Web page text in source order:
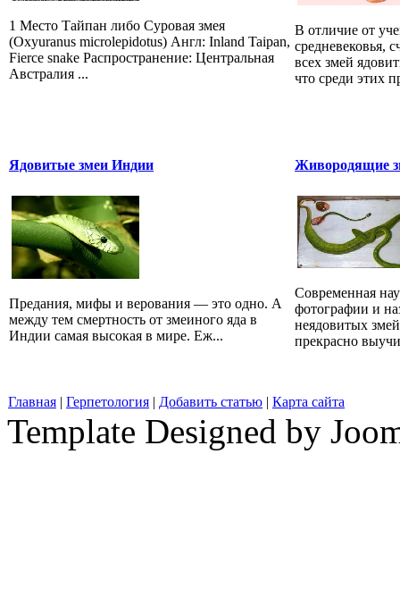
1 Место Тайпан либо Суровая змея
(Oxyuranus microlepidotus) Англ: Inland Taipan,
Fierce snake Распространение: Центральная
Австралия ...
В отличие от
средневековья,
всех змей
что среди этих
Ядовитые змеи Индии
Предания, мифы и верования — это одно. А
между тем смертность от змеиного яда в
Индии самая высокая в мире. Еж...
Живородящие
Современная
фотографии и
неядовитых
прекрасно
Главная | Герпетология | Добавить статью | Карта сайта
Template Designed by